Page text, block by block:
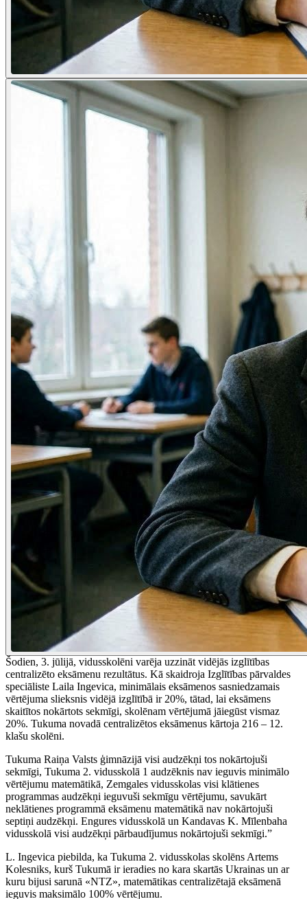
Šodien, 3. jūlijā, vidusskolēni varēja uzzināt vidējās izglītības
centralizēto eksāmenu rezultātus. Kā skaidroja Izglītības pārvaldes
speciāliste Laila Ingevica, minimālais eksāmenos sasniedzamais
vērtējuma slieksnis vidējā izglītībā ir 20%, tātad, lai eksāmens
skaitītos nokārtots sekmīgi, skolēnam vērtējumā jāiegūst vismaz
20%. Tukuma novadā centralizētos eksāmenus kārtoja 216 – 12.
klašu skolēni.
Tukuma Raiņa Valsts ģimnāzijā visi audzēkņi tos nokārtojuši
sekmīgi, Tukuma 2. vidusskolā 1 audzēknis nav ieguvis minimālo
vērtējumu matemātikā, Zemgales vidusskolas visi klātienes
programmas audzēkņi ieguvuši sekmīgu vērtējumu, savukārt
neklātienes programmā eksāmenu matemātikā nav nokārtojuši
septiņi audzēkņi. Engures vidusskolā un Kandavas K. Mīlenbaha
vidusskolā visi audzēkņi pārbaudījumus nokārtojuši sekmīgi.”
L. Ingevica piebilda, ka Tukuma 2. vidusskolas skolēns Artems
Kolesniks, kurš Tukumā ir ieradies no kara skartās Ukrainas un ar
kuru bijusi sarunā «NTZ», matemātikas centralizētajā eksāmenā
ieguvis maksimālo 100% vērtējumu.